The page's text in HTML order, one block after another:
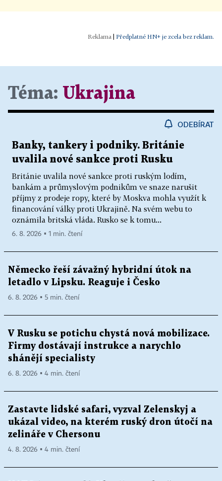
Předplatné HN+ je zcela bez reklam.
Téma: Ukrajina
ODEBÍRAT
Banky, tankery i podniky. Británie
uvalila nové sankce proti Rusku
Británie uvalila nové sankce proti ruským lodím,
bankám a průmyslovým podnikům ve snaze narušit
příjmy z prodeje ropy, které by Moskva mohla využít k
financování války proti Ukrajině. Na svém webu to
oznámila britská vláda. Rusko se k tomu...
6. 8. 2026 ▪ 1 min. čtení
Německo řeší závažný hybridní útok na
letadlo v Lipsku. Reaguje i Česko
6. 8. 2026 ▪ 5 min. čtení
V Rusku se potichu chystá nová mobilizace.
Firmy dostávají instrukce a narychlo
shánějí specialisty
6. 8. 2026 ▪ 4 min. čtení
Zastavte lidské safari, vyzval Zelenskyj a
ukázal video, na kterém ruský dron útočí na
zelináře v Chersonu
4. 8. 2026 ▪ 4 min. čtení